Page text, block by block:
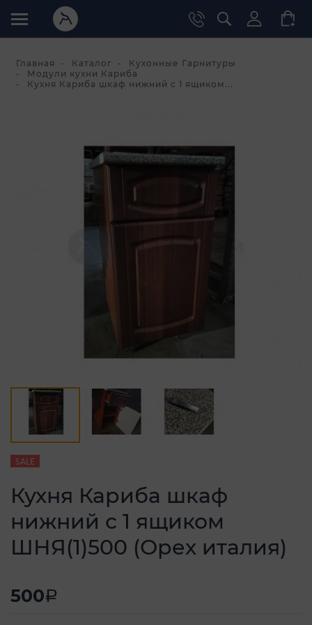
Главная Каталог
Кухонные Гарнитуры
Модули кухни Кариба
Кухня Кариба шкаф нижний с 1 ящиком...
SALE
Кухня Кариба шкаф
нижний с 1 ящиком
ШНЯ(1)500 (Орех италия)
500a